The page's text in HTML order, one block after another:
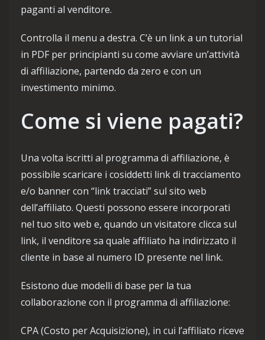
paganti al venditore.
Controlla il menu a destra. C’è un link a un tutorial
in PDF per principianti su come avviare un’attività
di affiliazione, partendo da zero e con un
investimento minimo.
Come si viene pagati?
Una volta iscritti al programma di affiliazione, è
possibile scaricare i cosiddetti link di tracciamento
e/o banner con “link tracciati” sul sito web
dell’affiliato. Questi possono essere incorporati
nel tuo sito web e, quando un visitatore clicca sul
link, il venditore sa quale affiliato ha indirizzato il
cliente in base al numero ID presente nel link.
Esistono due modelli di base per la tua
collaborazione con il programma di affiliazione:
CPA (Costo per Acquisizione), in cui l’affiliato riceve